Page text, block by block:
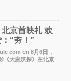
京首映礼 欢
“夯！”
com cn 8月6日，
《大唐妖探》在北京
联合导演黄珉、总
莹，配音导演张喆，